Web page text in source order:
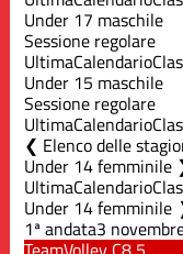
Under 17 maschile
Sessione regolare
UltimaCalendario
Under 15 maschile
Sessione regolare
UltimaCalendario
Elenco delle
Under 14 femminile
UltimaCalendario
Under 14 femminile
1ª andata3